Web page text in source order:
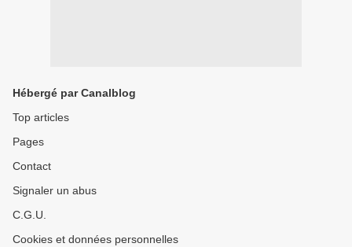
Hébergé par Canalblog
Top articles
Pages
Contact
Signaler un abus
C.G.U.
Cookies et données personnelles